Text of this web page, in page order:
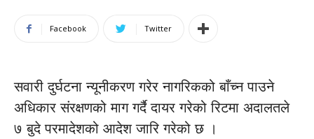
Facebook Twitter
सवारी दुर्घटना न्यूनीकरण गरेर नागरिकको बाँच्न पाउने
अधिकार संरक्षणको माग गर्दै दायर गरेको रिटमा अदालतले
७ बुदे परमादेशको आदेश जारि गरेको छ ।